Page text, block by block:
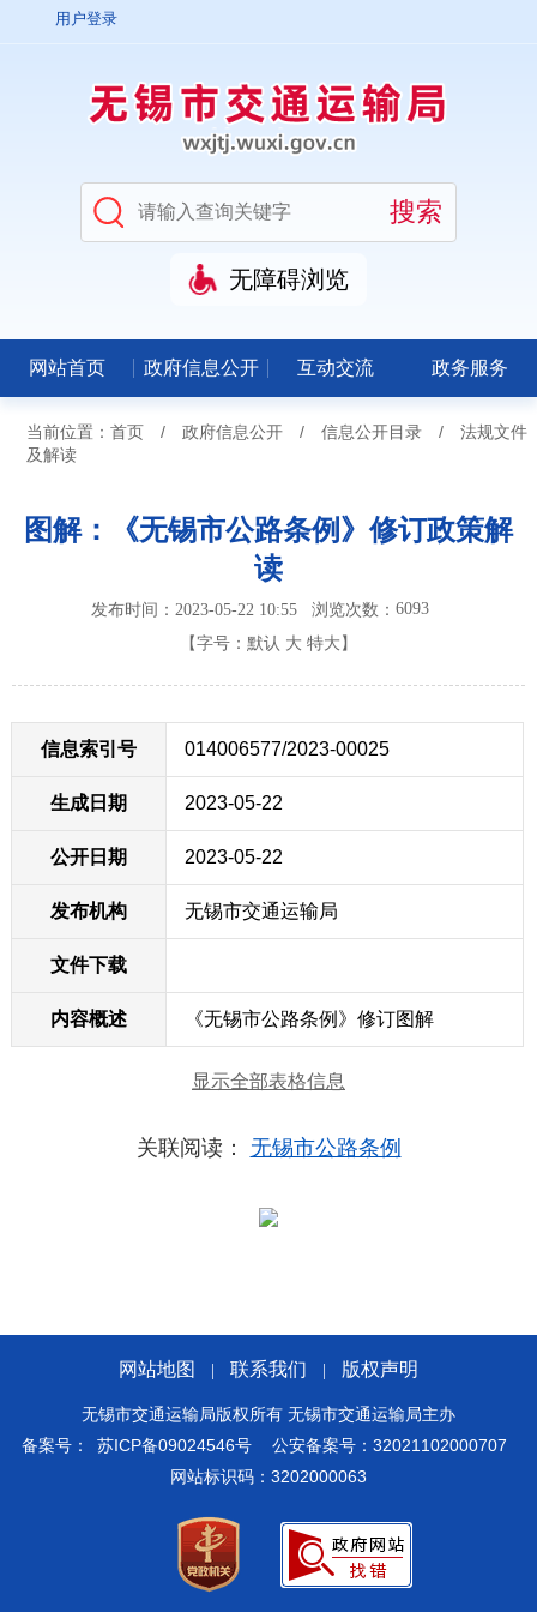
用户登录
无障碍浏览
网站首页 政府信息公开 互动交流 政务服务
当前位置： 首页 / 政府信息公开 / 信息公开目录 /
法规文件
及解读
图解：《无锡市公路条例》修订政策解
读
发布时间：2023-05-22 10:55浏览次数：6093
【字号： 默认 大 特大 】
信息索引号 014006577/2023-00025
生成日期 2023-05-22
公开日期 2023-05-22
发布机构 无锡市交通运输局
文件下载
内容概述 《无锡市公路条例》修订图解
显示全部表格信息
关联阅读： 无锡市公路条例
网站地图 联系我们 版权声明
无锡市交通运输局版权所有 无锡市交通运输局主办
备案号：
苏ICP备09024546号
公安备案号：32021102000707
网站标识码：3202000063